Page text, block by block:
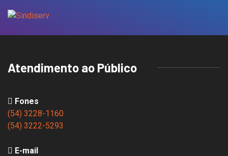
Atendimento ao Público
Fones
(54) 3228-1160
(54) 3222-5293
E-mail